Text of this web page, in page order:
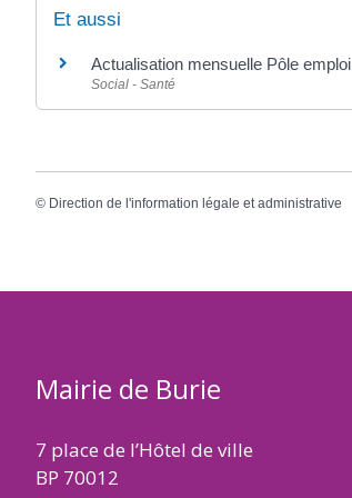
Et aussi
Actualisation mensuelle Pôle emploi
Social - Santé
© Direction de l'information légale et administrative
Mairie de Burie
7 place de l’Hôtel de ville
BP 70012